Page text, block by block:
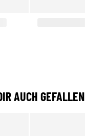
AUCH GEFALLEN